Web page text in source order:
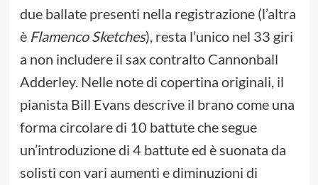
due ballate presenti nella registrazione (l’altra
è Flamenco Sketches), resta l’unico nel 33 giri
a non includere il sax contralto Cannonball
Adderley. Nelle note di copertina originali, il
pianista Bill Evans descrive il brano come una
forma circolare di 10 battute che segue
un’introduzione di 4 battute ed è suonata da
solisti con vari aumenti e diminuzioni di